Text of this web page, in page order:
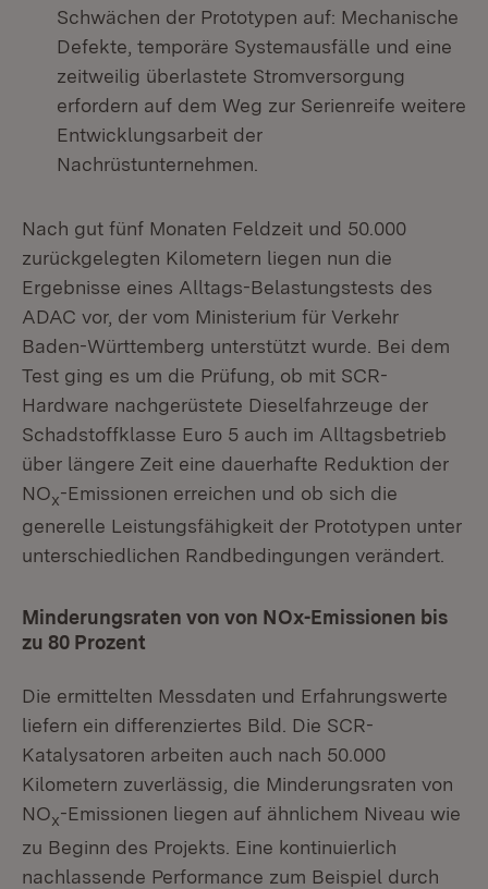
Schwächen der Prototypen auf: Mechanische
Defekte, temporäre Systemausfälle und eine
zeitweilig überlastete Stromversorgung
erfordern auf dem Weg zur Serienreife weitere
Entwicklungsarbeit der
Nachrüstunternehmen.
Nach gut fünf Monaten Feldzeit und 50.000
zurückgelegten Kilometern liegen nun die
Ergebnisse eines Alltags-Belastungstests des
ADAC vor, der vom Ministerium für Verkehr
Baden-Württemberg unterstützt wurde. Bei dem
Test ging es um die Prüfung, ob mit SCR-
Hardware nachgerüstete Dieselfahrzeuge der
Schadstoffklasse Euro 5 auch im Alltagsbetrieb
über längere Zeit eine dauerhafte Reduktion der
NOx-Emissionen erreichen und ob sich die
generelle Leistungsfähigkeit der Prototypen unter
unterschiedlichen Randbedingungen verändert.
Minderungsraten von von NOx-Emissionen bis
zu 80 Prozent
Die ermittelten Messdaten und Erfahrungswerte
liefern ein differenziertes Bild. Die SCR-
Katalysatoren arbeiten auch nach 50.000
Kilometern zuverlässig, die Minderungsraten von
NOx-Emissionen liegen auf ähnlichem Niveau wie
zu Beginn des Projekts. Eine kontinuierlich
nachlassende Performance zum Beispiel durch